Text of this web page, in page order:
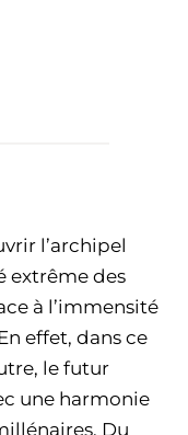
l’archipel
extrême des
à l’immensité
effet, dans ce
le futur
une harmonie
Du